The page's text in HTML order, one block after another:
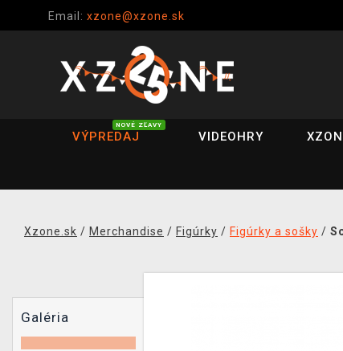
Email: xzone@xzone.sk
VÝPREDAJ
NOVÉ ZĽAVY
VIDEOHRY
Xzone.sk / Merchandise / Figúrky / Figúrky a sošky /
Galéria